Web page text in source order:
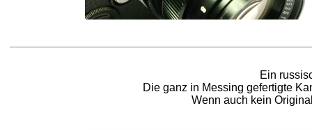
Ein
Die ganz in Messing gefertigte
Wenn auch kein